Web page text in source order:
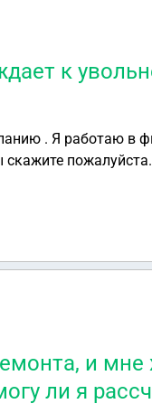
к
. Я работаю в
пожалуйста.
и мне
ли я